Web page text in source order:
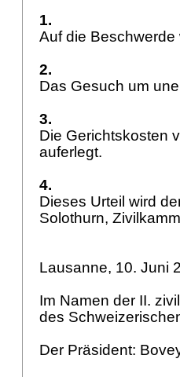
1.
Auf die Beschwerde
2.
Das Gesuch um
3.
Die Gerichtskosten
auferlegt.
4.
Dieses Urteil wird
Solothurn,
Lausanne, 10. Juni
Im Namen der II.
des
Der Präsident: